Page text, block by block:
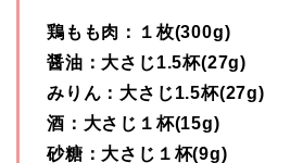
鶏もも肉：１枚(300g)
醤油：大さじ1.5杯(27g)
みりん：大さじ1.5杯(27g)
酒：大さじ１杯(15g)
砂糖：大さじ１杯(9g)